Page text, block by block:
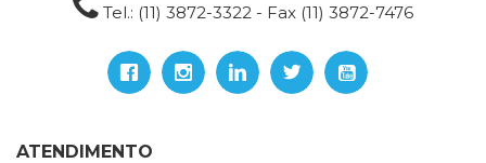
Tel.: (11) 3872-3322 - Fax (11) 3872-7476
ATENDIMENTO